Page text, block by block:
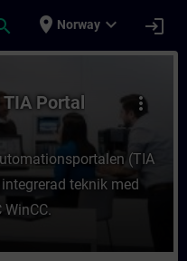
place Norway expand_more login
i TIA
more_vert
TIA Portal
(TIA
teknik med
WinCC.